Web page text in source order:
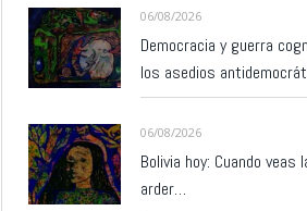
06/08/2026
Democracia y guerra
los asedios
06/08/2026
Bolivia hoy: Cuando
arder…